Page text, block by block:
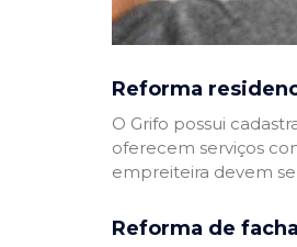
Reforma
O Grifo possui
oferecem serviços
empreiteira devem
Reforma de